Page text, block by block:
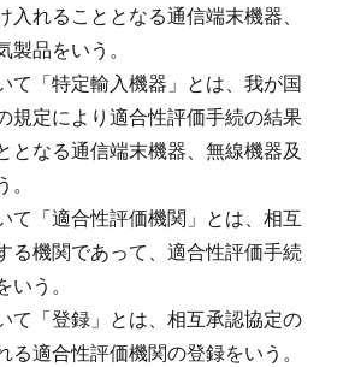
入れることとなる通信端末機器、
品をいう。
て「特定輸入機器」とは、我が国
規定により適合性評価手続の結果
となる通信端末機器、無線機器及
て「適合性評価機関」とは、相互
る機関であって、適合性評価手続
う。
て「登録」とは、相互承認協定の
る適合性評価機関の登録をいう。